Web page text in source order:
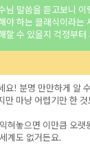
님 말씀을 듣고보니 이
야 하는 클래식이라는
할 수 있을지 걱정부터
요! 분명 만만하게 알
만 마냥 어렵기만 한 것
혀놓으면 이만큼 오랫
계도 없거든요.